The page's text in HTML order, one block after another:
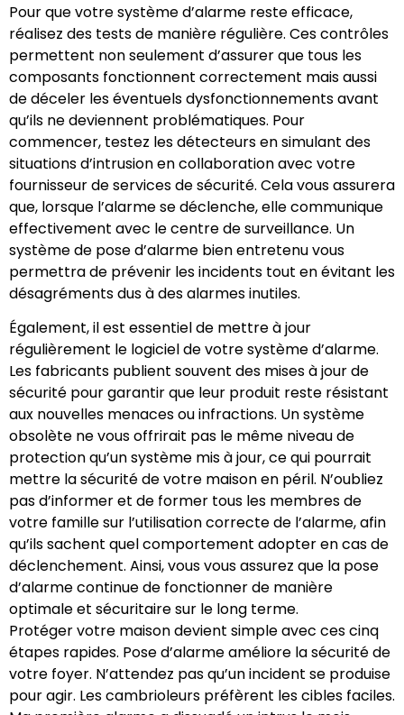
Pour que votre système d’alarme reste efficace,
réalisez des tests de manière régulière. Ces contrôles
permettent non seulement d’assurer que tous les
composants fonctionnent correctement mais aussi
de déceler les éventuels dysfonctionnements avant
qu’ils ne deviennent problématiques. Pour
commencer, testez les détecteurs en simulant des
situations d’intrusion en collaboration avec votre
fournisseur de services de sécurité. Cela vous assurera
que, lorsque l’alarme se déclenche, elle communique
effectivement avec le centre de surveillance. Un
système de pose d’alarme bien entretenu vous
permettra de prévenir les incidents tout en évitant les
désagréments dus à des alarmes inutiles.
Également, il est essentiel de mettre à jour
régulièrement le logiciel de votre système d’alarme.
Les fabricants publient souvent des mises à jour de
sécurité pour garantir que leur produit reste résistant
aux nouvelles menaces ou infractions. Un système
obsolète ne vous offrirait pas le même niveau de
protection qu’un système mis à jour, ce qui pourrait
mettre la sécurité de votre maison en péril. N’oubliez
pas d’informer et de former tous les membres de
votre famille sur l’utilisation correcte de l’alarme, afin
qu’ils sachent quel comportement adopter en cas de
déclenchement. Ainsi, vous vous assurez que la pose
d’alarme continue de fonctionner de manière
optimale et sécuritaire sur le long terme.
Protéger votre maison devient simple avec ces cinq
étapes rapides. Pose d’alarme améliore la sécurité de
votre foyer. N’attendez pas qu’un incident se produise
pour agir. Les cambrioleurs préfèrent les cibles faciles.